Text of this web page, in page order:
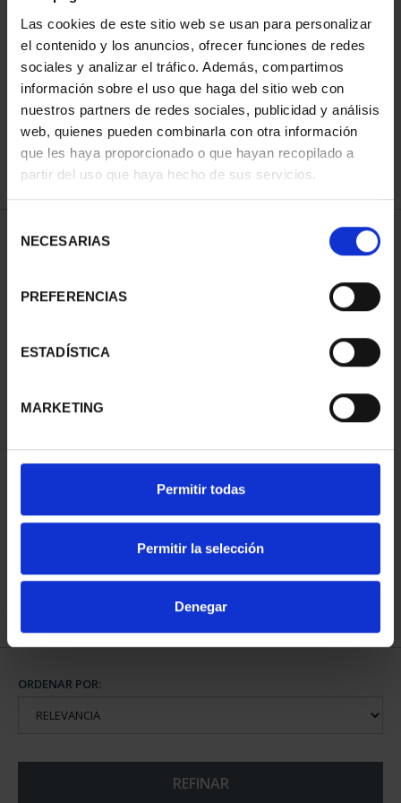
Las cookies de este sitio web se usan para personalizar
el contenido y los anuncios, ofrecer funciones de redes
sociales y analizar el tráfico. Además, compartimos
información sobre el uso que haga del sitio web con
nuestros partners de redes sociales, publicidad y análisis
web, quienes pueden combinarla con otra información
que les haya proporcionado o que hayan recopilado a
partir del uso que haya hecho de sus servicios.
NECESARIAS
PREFERENCIAS
ESTADÍSTICA
MARKETING
Permitir todas
Permitir la selección
Denegar
ORDENAR POR:
REFINAR
1 Productos encontrados
DE LA HUMANIDAD
COLE...
ORDENAR POR:
REFINAR